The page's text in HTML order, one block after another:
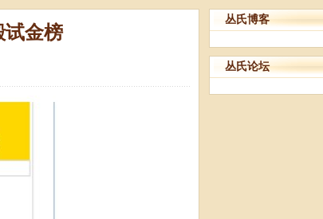
试金榜
丛氏博客
丛氏论坛